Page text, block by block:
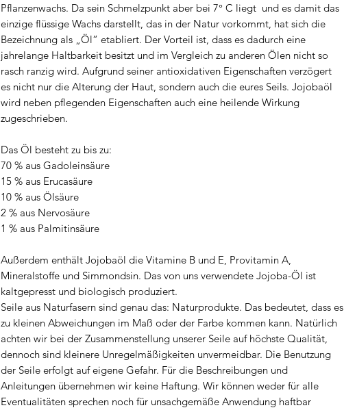
Pflanzenwachs. Da sein Schmelzpunkt aber bei 7° C liegt und es damit das
einzige flüssige Wachs darstellt, das in der Natur vorkommt, hat sich die
Bezeichnung als „Öl“ etabliert. Der Vorteil ist, dass es dadurch eine
jahrelange Haltbarkeit besitzt und im Vergleich zu anderen Ölen nicht so
rasch ranzig wird. Aufgrund seiner antioxidativen Eigenschaften verzögert
es nicht nur die Alterung der Haut, sondern auch die eures Seils. Jojobaöl
wird neben pflegenden Eigenschaften auch eine heilende Wirkung
zugeschrieben.
Das Öl besteht zu bis zu:
70 % aus Gadoleinsäure
15 % aus Erucasäure
10 % aus Ölsäure
2 % aus Nervosäure
1 % aus Palmitinsäure
Außerdem enthält Jojobaöl die Vitamine B und E, Provitamin A,
Mineralstoffe und Simmondsin. Das von uns verwendete Jojoba-Öl ist
kaltgepresst und biologisch produziert.
Seile aus Naturfasern sind genau das: Naturprodukte. Das bedeutet, dass es
zu kleinen Abweichungen im Maß oder der Farbe kommen kann. Natürlich
achten wir bei der Zusammenstellung unserer Seile auf höchste Qualität,
dennoch sind kleinere Unregelmäßigkeiten unvermeidbar. Die Benutzung
der Seile erfolgt auf eigene Gefahr. Für die Beschreibungen und
Anleitungen übernehmen wir keine Haftung. Wir können weder für alle
Eventualitäten sprechen noch für unsachgemäße Anwendung haftbar